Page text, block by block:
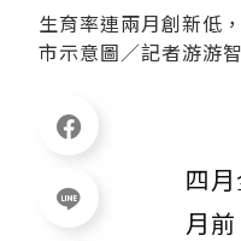
生育率連兩月創新低
市示意圖／記者游游
四
月